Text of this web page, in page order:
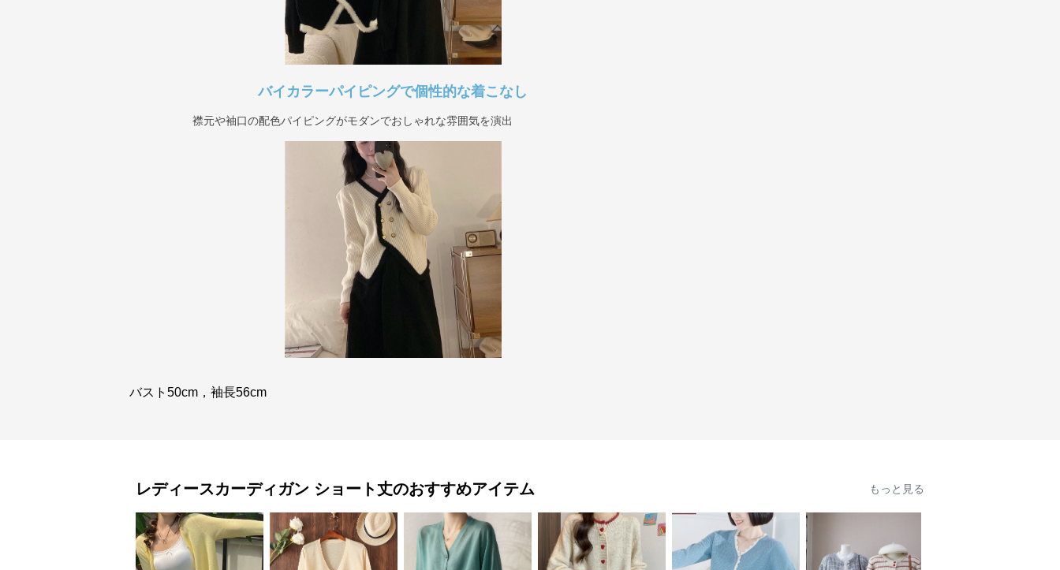
バイカラーパイピングで個性的な着こなし
襟元や袖口の配色パイピングがモダンでおしゃれな雰囲気を演出
バスト50cm，袖長56cm
レディースカーディガン ショート丈のおすすめアイテム もっと見る